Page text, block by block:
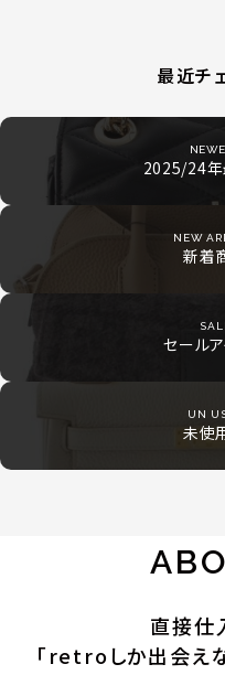
最近チ
2025/24
NEW
新着
セール
UN
未使
直接仕
「retroしか出会え